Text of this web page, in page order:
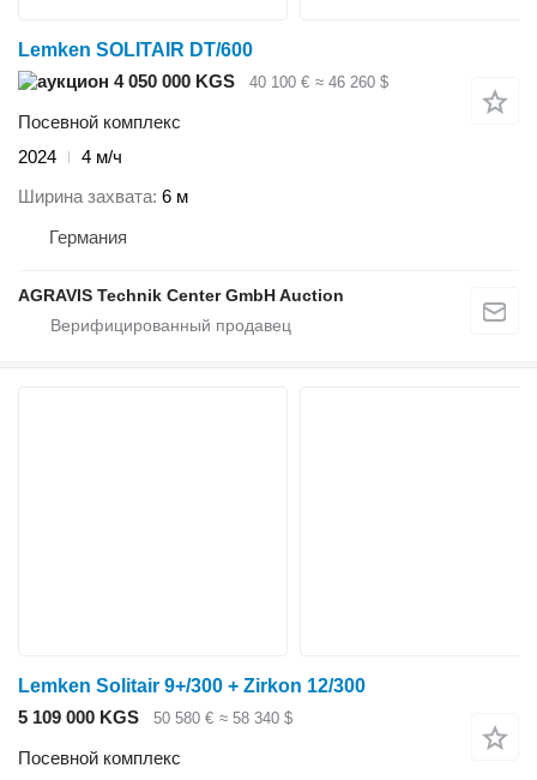
Lemken SOLITAIR DT/600
4 050 000 KGS
40 100 € ≈ 46 260 $
Посевной комплекс
2024
4 м/ч
Ширина захвата 6 м
Германия
AGRAVIS Technik Center GmbH Auction
Lemken Solitair 9+/300 + Zirkon 12/300
5 109 000 KGS
50 580 € ≈ 58 340 $
Посевной комплекс